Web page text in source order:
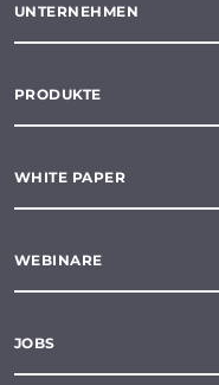
UNTERNEHMEN
PRODUKTE
WHITE PAPER
WEBINARE
JOBS